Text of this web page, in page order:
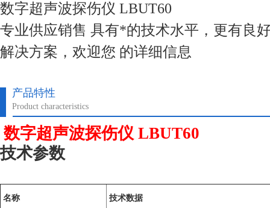
数字超声波探伤仪 LBUT60
专业供应销售 具有*的技术水平，更有良
解决方案，欢迎您 的详细信息
产品特性
Product characteristics
数字超声波探伤仪 LBUT60
技术参数
名称 技术数据